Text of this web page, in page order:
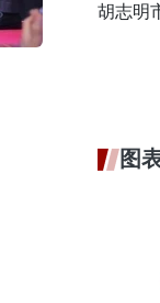
胡志明
图